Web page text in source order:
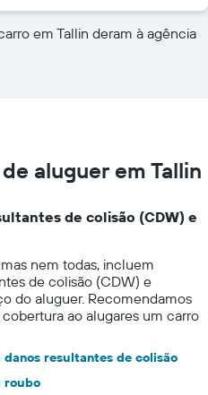
em Tallin deram à agência
aluguer em Tallin
de colisão (CDW) e
nem todas, incluem
de colisão (CDW) e
do aluguer. Recomendamos
ao alugares um carro
resultantes de colisão
roubo